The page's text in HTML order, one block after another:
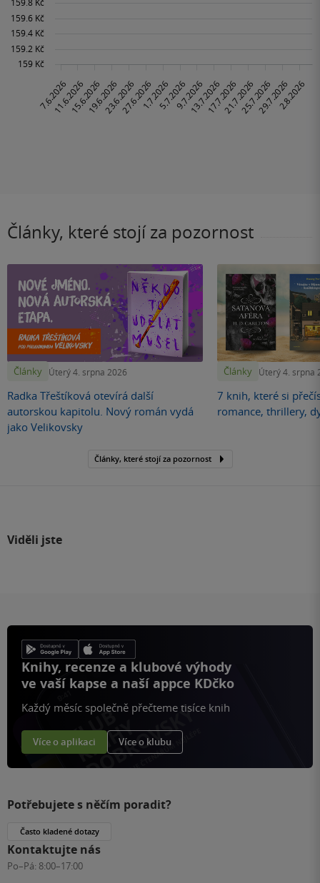
Články, které stojí za pozornost
Články Úterý 4. srpna 2026
Radka Třeštíková otevírá další
autorskou kapitolu. Nový román vydá
jako Velikovsky
Články Úterý 4. srpna
7 knih, které si
romance, thrillery,
Články, které stojí za pozornost
Viděli jste
Knihy, recenze a klubové výhody
ve vaší kapse a naší appce KDčko
Každý měsíc společně přečteme tisíce knih
Více o aplikaci Více o klubu
Potřebujete s něčím poradit?
Často kladené dotazy
Kontaktujte nás
Po–Pá: 8:00–17:00